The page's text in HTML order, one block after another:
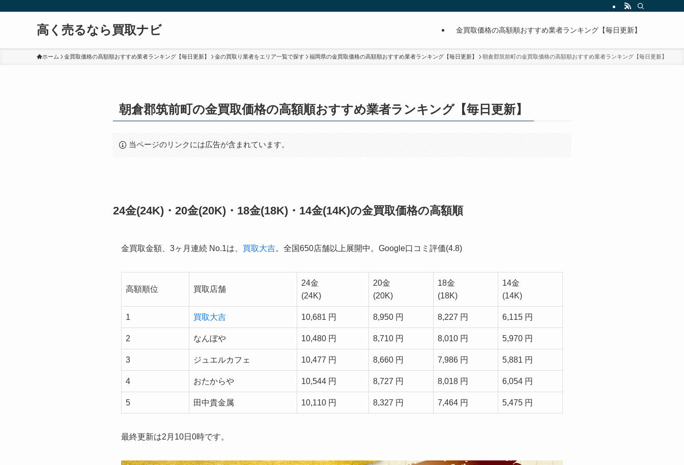
高く売るなら買取ナビ 金買取価格の高額順おすすめ業者ランキング【毎日更新】
ホーム 金買取価格の高額順おすすめ業者ランキング【毎日更新】 金の買取り業者をエリア一覧で探す 福岡県の金買取価格の高額順おすすめ業者ランキング【毎日更新】 朝倉郡筑前町の金買取価格の高額順おすすめ業者ランキング【毎日更新】
朝倉郡筑前町の金買取価格の高額順おすすめ業者ランキング【毎日更新】
当ページのリンクには広告が含まれています。
24金(24K)・20金(20K)・18金(18K)・14金(14K)の金買取価格の高額順
金買取金額、3ヶ月連続 No.1は、 買取大吉。全国650店舗以上展開中。Google口コミ評価(4.8)
高額順位 買取店舗
24金
(24K)
20金
(20K)
18金
(18K)
14金
(14K)
1 買取大吉 10,681 円 8,950 円 8,227 円 6,115 円
2 なんぼや 10,480 円 8,710 円 8,010 円 5,970 円
3 ジュエルカフェ 10,477 円 8,660 円 7,986 円 5,881 円
4 おたからや 10,544 円 8,727 円 8,018 円 6,054 円
5 田中貴金属 10,110 円 8,327 円 7,464 円 5,475 円
最終更新は2月10日0時です。